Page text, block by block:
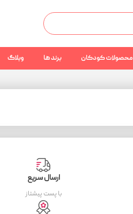
محصولات کودکان برند ها وبلاگ
ارسال سریع
با پست پیشتاز